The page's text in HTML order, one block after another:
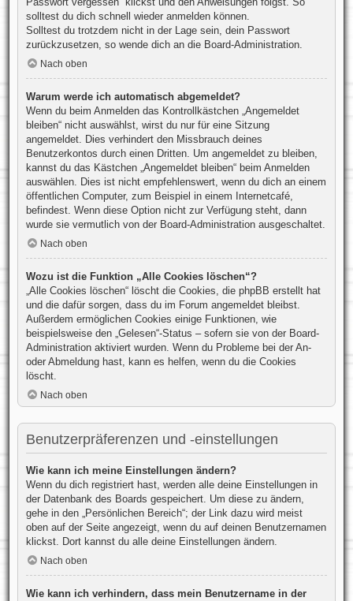
solltest du dich schnell wieder anmelden können.
Solltest du trotzdem nicht in der Lage sein, dein Passwort
zurückzusetzen, so wende dich an die Board-Administration.
Nach oben
Warum werde ich automatisch abgemeldet?
Wenn du beim Anmelden das Kontrollkästchen „Angemeldet
bleiben“ nicht auswählst, wirst du nur für eine Sitzung
angemeldet. Dies verhindert den Missbrauch deines
Benutzerkontos durch einen Dritten. Um angemeldet zu bleiben,
kannst du das Kästchen „Angemeldet bleiben“ beim Anmelden
auswählen. Dies ist nicht empfehlenswert, wenn du dich an einem
öffentlichen Computer, zum Beispiel in einem Internetcafé,
befindest. Wenn diese Option nicht zur Verfügung steht, dann
wurde sie vermutlich von der Board-Administration ausgeschaltet.
Nach oben
Wozu ist die Funktion „Alle Cookies löschen“?
„Alle Cookies löschen“ löscht die Cookies, die phpBB erstellt hat
und die dafür sorgen, dass du im Forum angemeldet bleibst.
Außerdem ermöglichen Cookies einige Funktionen, wie
beispielsweise den „Gelesen“-Status – sofern sie von der Board-
Administration aktiviert wurden. Wenn du Probleme bei der An-
oder Abmeldung hast, kann es helfen, wenn du die Cookies
löscht.
Nach oben
Benutzerpräferenzen und -einstellungen
Wie kann ich meine Einstellungen ändern?
Wenn du dich registriert hast, werden alle deine Einstellungen in
der Datenbank des Boards gespeichert. Um diese zu ändern,
gehe in den „Persönlichen Bereich“; der Link dazu wird meist
oben auf der Seite angezeigt, wenn du auf deinen Benutzernamen
klickst. Dort kannst du alle deine Einstellungen ändern.
Nach oben
Wie kann ich verhindern, dass mein Benutzername in der